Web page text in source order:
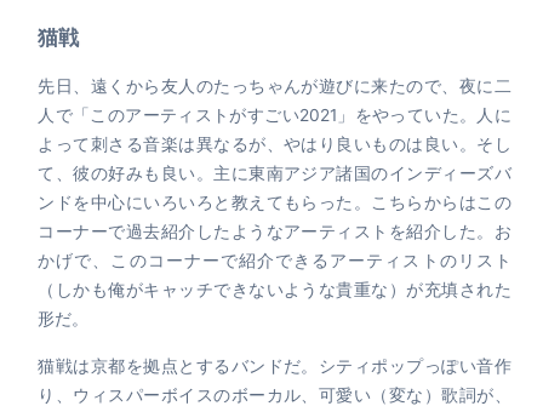
猫戦
先日、遠くから友人のたっちゃんが遊びに来たので、夜に二
人で「このアーティストがすごい2021」をやっていた。人に
よって刺さる音楽は異なるが、やはり良いものは良い。そし
て、彼の好みも良い。主に東南アジア諸国のインディーズバ
ンドを中心にいろいろと教えてもらった。こちらからはこの
コーナーで過去紹介したようなアーティストを紹介した。お
かげで、このコーナーで紹介できるアーティストのリスト
（しかも俺がキャッチできないような貴重な）が充填された
形だ。
猫戦は京都を拠点とするバンドだ。シティポップっぽい音作
り、ウィスパーボイスのボーカル、可愛い（変な）歌詞が、